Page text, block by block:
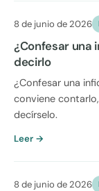
8 de junio de 2026
¿Confesar una
decirlo
¿Confesar una
conviene
decírselo.
Leer →
8 de junio de 2026